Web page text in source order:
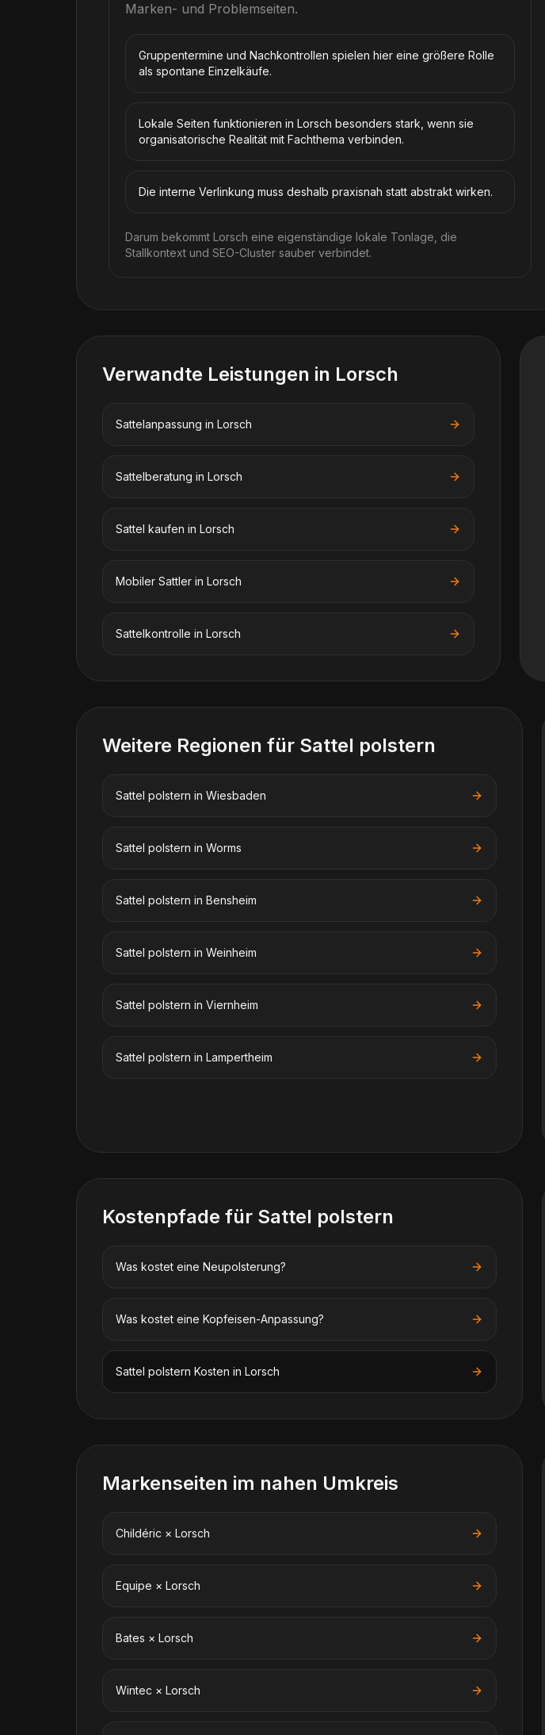
Marken- und Problemseiten.
Gruppentermine und Nachkontrollen spielen hier eine größere Rolle
als spontane Einzelkäufe.
Lokale Seiten funktionieren in Lorsch besonders stark, wenn sie
organisatorische Realität mit Fachthema verbinden.
Die interne Verlinkung muss deshalb praxisnah statt abstrakt wirken.
Darum bekommt Lorsch eine eigenständige lokale Tonlage, die
Stallkontext und SEO-Cluster sauber verbindet.
Verwandte Leistungen in Lorsch
Sattelanpassung in Lorsch
Sattelberatung in Lorsch
Sattel kaufen in Lorsch
Mobiler Sattler in Lorsch
Sattelkontrolle in Lorsch
Weitere Regionen für Sattel polstern
Sattel polstern in Wiesbaden
Sattel polstern in Worms
Sattel polstern in Bensheim
Sattel polstern in Weinheim
Sattel polstern in Viernheim
Sattel polstern in Lampertheim
Kostenpfade für Sattel polstern
Was kostet eine Neupolsterung?
Was kostet eine Kopfeisen-Anpassung?
Sattel polstern Kosten in Lorsch
Markenseiten im nahen Umkreis
Childéric × Lorsch
Equipe × Lorsch
Bates × Lorsch
Wintec × Lorsch